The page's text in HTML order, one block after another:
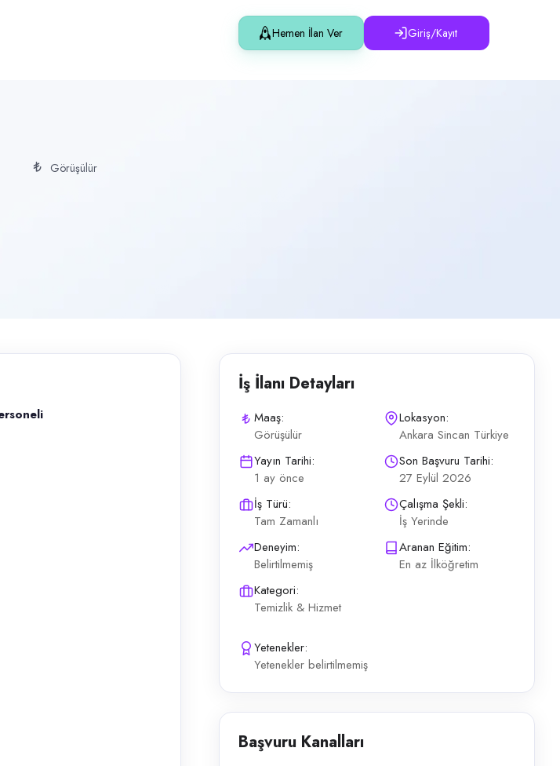
Fabrika içi ortak alanların ve üretim sahalarının temizliği Vardiyalı çalışma düzeninde görev Hijyen ve
Hemen İlan Ver Giriş/Kayıt
Görüşülür
İş İlanı Detayları
Maaş:
Görüşülür
Lokasyon:
Ankara Sincan Türkiye
Yayın Tarihi:
1 ay önce
Son Başvuru Tarihi:
27 Eylül 2026
İş Türü:
Tam Zamanlı
Çalışma Şekli:
İş Yerinde
Deneyim:
Belirtilmemiş
Aranan Eğitim:
En az İlköğretim
Kategori:
Temizlik & Hizmet
Yetenekler:
Yetenekler belirtilmemiş
Başvuru Kanalları